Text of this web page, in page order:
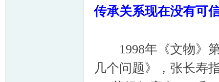
传承关系现在没有可
1998年《文物》第
几个问题》，张长寿